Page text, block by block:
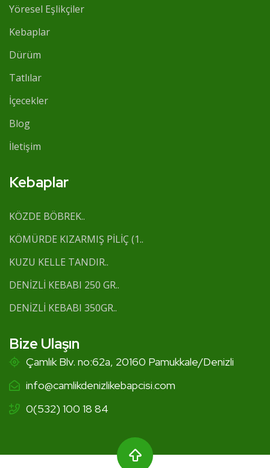
Yöresel Eşlikçiler
Kebaplar
Dürüm
Tatlılar
İçecekler
Blog
İletişim
Kebaplar
KÖZDE BÖBREK..
KÖMÜRDE KIZARMIŞ PİLİÇ (1..
KUZU KELLE TANDIR..
DENİZLİ KEBABI 250 GR..
DENİZLİ KEBABI 350GR..
Bize Ulaşın
Çamlık Blv. no:62a, 20160 Pamukkale/Denizli
info@camlikdenizlikebapcisi.com
0(532) 100 18 84